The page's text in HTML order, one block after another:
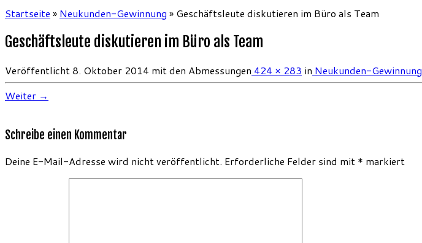
Startseite » Neukunden-Gewinnung » Geschäftsleute diskutieren im Büro als Team
Geschäftsleute diskutieren im Büro als Team
Veröffentlicht 8. Oktober 2014 mit den Abmessungen 424 × 283 in Neukunden-Gewinnung
Weiter →
Schreibe einen Kommentar
Deine E-Mail-Adresse wird nicht veröffentlicht. Erforderliche Felder sind mit * markiert